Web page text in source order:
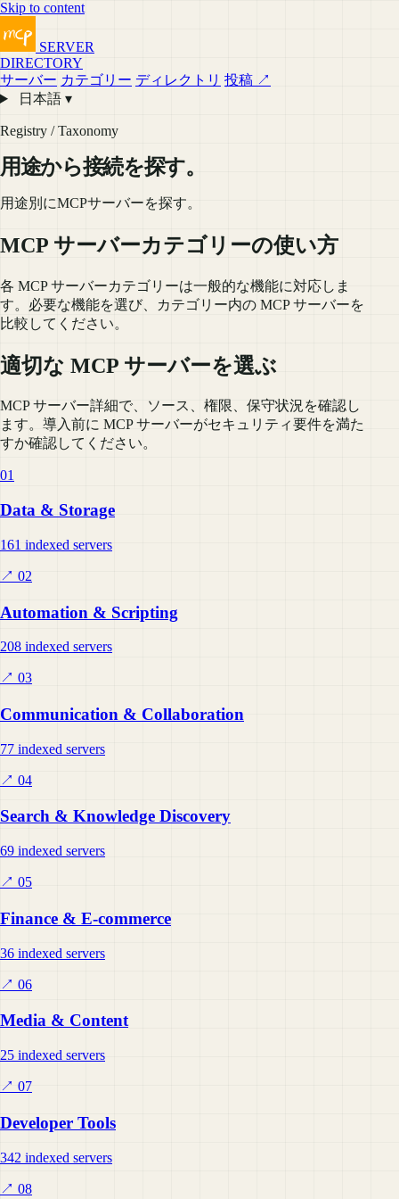
Skip to content
SERVER
DIRECTORY
サーバー カテゴリー ディレクトリ 投稿 ↗
日本語 ▾
Registry / Taxonomy
用途から接続を探す。
用途別にMCPサーバーを探す。
MCP サーバーカテゴリーの使い方
各 MCP サーバーカテゴリーは一般的な機能に対応しま
す。必要な機能を選び、カテゴリー内の MCP サーバーを
比較してください。
適切な MCP サーバーを選ぶ
MCP サーバー詳細で、ソース、権限、保守状況を確認し
ます。導入前に MCP サーバーがセキュリティ要件を満た
すか確認してください。
01
Data & Storage
161 indexed servers
↗ 02
Automation & Scripting
208 indexed servers
↗ 03
Communication & Collaboration
77 indexed servers
↗ 04
Search & Knowledge Discovery
69 indexed servers
↗ 05
Finance & E-commerce
36 indexed servers
↗ 06
Media & Content
25 indexed servers
↗ 07
Developer Tools
342 indexed servers
↗ 08